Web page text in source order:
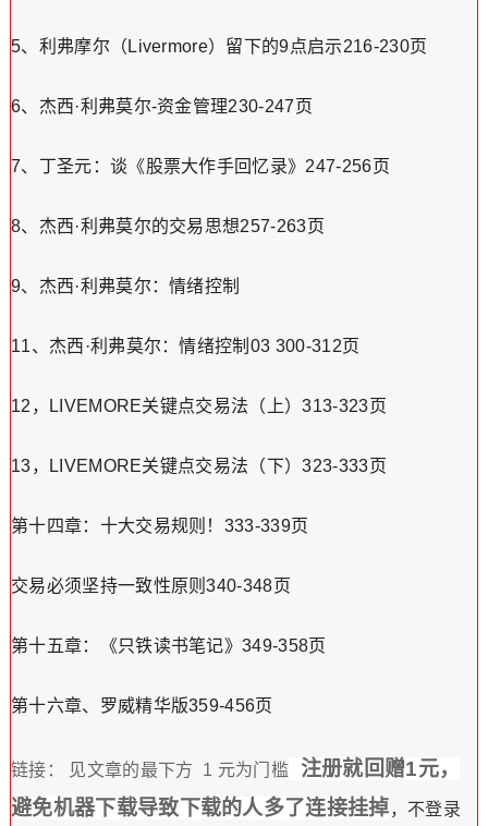
5、利弗摩尔（Livermore）留下的9点启示216-230页
6、杰西·利弗莫尔-资金管理230-247页
7、丁圣元：谈《股票大作手回忆录》247-256页
8、杰西·利弗莫尔的交易思想257-263页
9、杰西·利弗莫尔：情绪控制
11、杰西·利弗莫尔：情绪控制03 300-312页
12，LIVEMORE关键点交易法（上）313-323页
13，LIVEMORE关键点交易法（下）323-333页
第十四章：十大交易规则！333-339页
交易必须坚持一致性原则340-348页
第十五章：《只铁读书笔记》349-358页
第十六章、罗威精华版359-456页
链接： 见文章的最下方 1 元为门槛
注册就回赠1元，
避免机器下载导致下载的人多了连接挂掉，不登录